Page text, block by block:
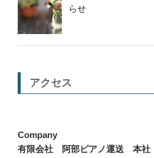
らせ
アクセス
Company
有限会社 阿部ピアノ運送 本社